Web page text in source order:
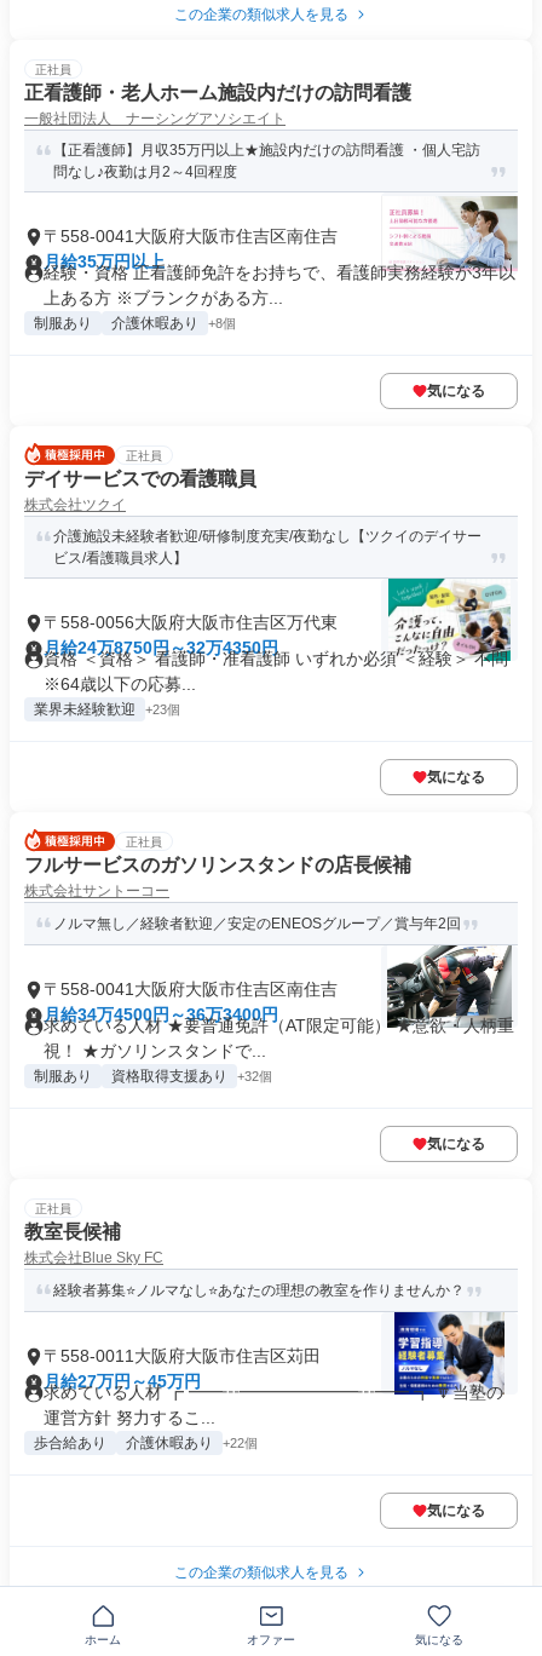
この企業の類似求人を見る
正社員
正看護師・老人ホーム施設内だけの訪問看護
一般社団法人 ナーシングアソシエイト
【正看護師】月収35万円以上★施設内だけの訪問看護 ・個人宅訪
問なし♪夜勤は月2～4回程度
〒558-0041大阪府大阪市住吉区南住吉
月給35万円以上
経験・資格 正看護師免許をお持ちで、看護師実務経験が3年以
上ある方 ※ブランクがある方...
制服あり 介護休暇あり +8個
気になる
正社員
デイサービスでの看護職員
株式会社ツクイ
介護施設未経験者歓迎/研修制度充実/夜勤なし【ツクイのデイサー
ビス/看護職員求人】
〒558-0056大阪府大阪市住吉区万代東
月給24万8750円～32万4350円
資格 ＜資格＞ 看護師・准看護師 いずれか必須 ＜経験＞ 不問
※64歳以下の応募...
業界未経験歓迎 +23個
気になる
正社員
フルサービスのガソリンスタンドの店長候補
株式会社サントーコー
ノルマ無し／経験者歓迎／安定のENEOSグループ／賞与年2回
〒558-0041大阪府大阪市住吉区南住吉
月給34万4500円～36万3400円
求めている人材 ★要普通免許（AT限定可能） ★意欲・人柄重
視！ ★ガソリンスタンドで...
制服あり 資格取得支援あり +32個
気になる
正社員
教室長候補
株式会社Blue Sky FC
経験者募集⭐ノルマなし⭐あなたの理想の教室を作りませんか？
〒558-0011大阪府大阪市住吉区苅田
月給27万円～45万円
求めている人材 ┏ ━━┅━━━━━━━┅━━ ┓ 🔽当塾の
運営方針 努力するこ...
歩合給あり 介護休暇あり +22個
気になる
この企業の類似求人を見る
准看護師/デイサービス
ホーム オファー 気になる